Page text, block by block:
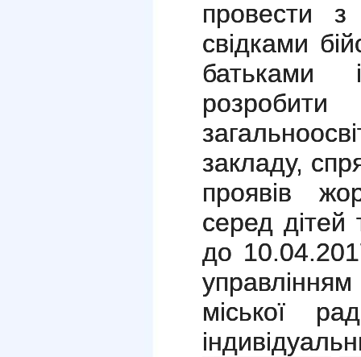
провести
свідками
батьками
закладу,
проявів
серед дітей
до
міської